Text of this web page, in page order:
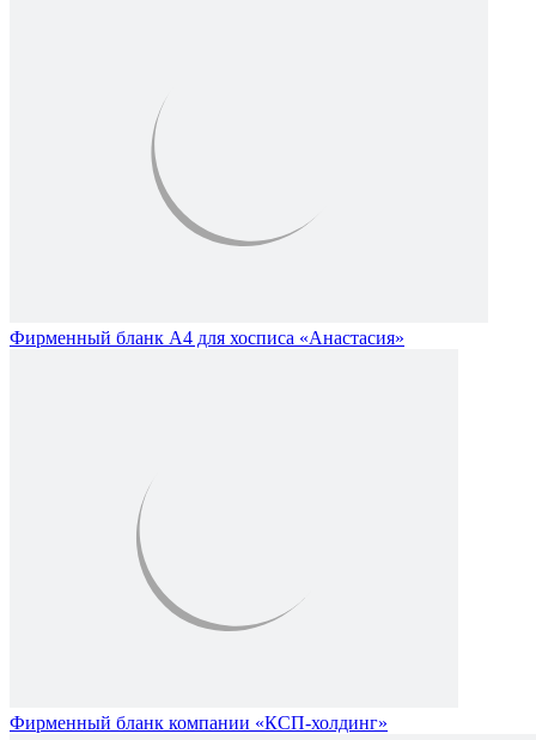
Фирменный бланк А4 для хосписа «Анастасия»
Фирменный бланк компании «КСП-холдинг»